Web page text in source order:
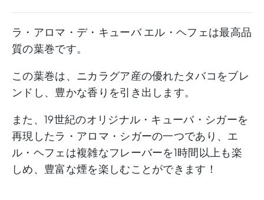
フ
ィ
La
Aroma
Cuba
El
Jefe
個
ラ・アロマ・デ・キューバ エル・ヘフェは最高品
質の葉巻です。
この葉巻は、ニカラグア産の優れたタバコをブレ
ンドし、豊かな香りを引き出します。
また、19世紀のオリジナル・キューバ・シガーを
再現したラ・アロマ・シガーの一つであり、エ
ル・ヘフェは複雑なフレーバーを1時間以上も楽
しめ、豊富な煙を楽しむことができます！